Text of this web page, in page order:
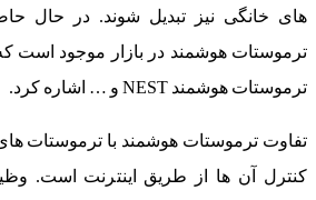
های خانگی نیز تبدیل شوند. در حال
ترموستات هوشمند در بازار موجود است
ترموستات هوشمند NEST و … اشاره کرد.
تفاوت ترموستات هوشمند با ترموستات های
کنترل آن ها از طریق اینترنت است.